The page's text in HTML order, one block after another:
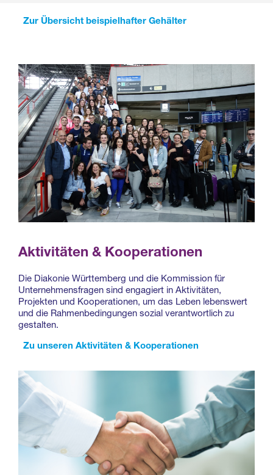
Zur Übersicht beispielhafter Gehälter
Aktivitäten & Kooperationen
Die Diakonie Württemberg und die Kommission für
Unternehmensfragen sind engagiert in Aktivitäten,
Projekten und Kooperationen, um das Leben lebenswert
und die Rahmenbedingungen sozial verantwortlich zu
gestalten.
Zu unseren Aktivitäten & Kooperationen